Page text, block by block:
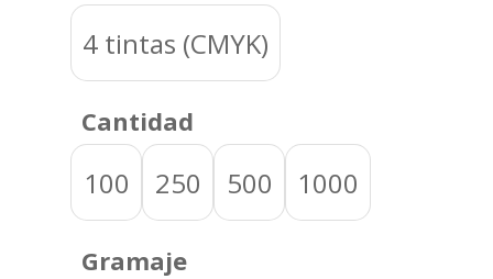
4 tintas (CMYK)
Cantidad
100 250 500 1000
Gramaje